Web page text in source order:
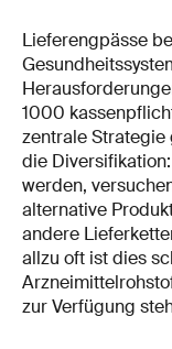
Lieferengpässe
1000
zentrale
die
werden,
alternative
andere
allzu oft ist dies
zur Verfügung